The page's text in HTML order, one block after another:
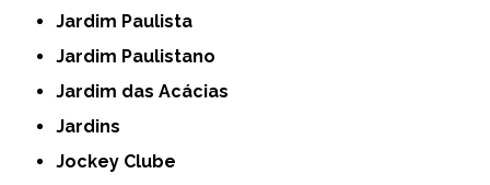
Jardim Paulista
Jardim Paulistano
Jardim das Acácias
Jardins
Jockey Clube